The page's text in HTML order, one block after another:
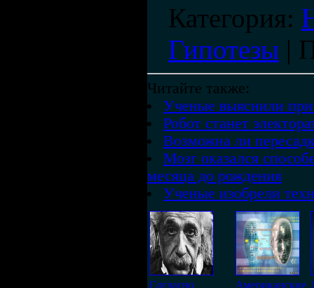
Категория:
Гипотезы |
Читайте также:
Ученые выяснили
Робот станет
Возможна ли
Мозг оказался
месяца до рождения
Ученые изобрели
Согласно Американские